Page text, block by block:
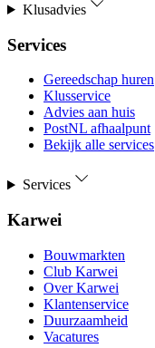
Klusadvies
Services
Gereedschap huren
Klusservice
Advies aan huis
PostNL afhaalpunt
Bekijk alle services
Services
Karwei
Bouwmarkten
Club Karwei
Over Karwei
Klantenservice
Duurzaamheid
Vacatures